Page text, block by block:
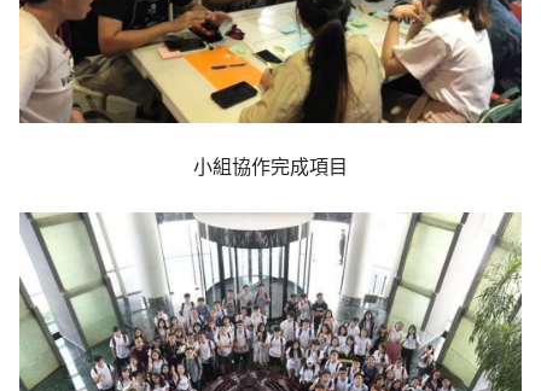
小組協作完成項目